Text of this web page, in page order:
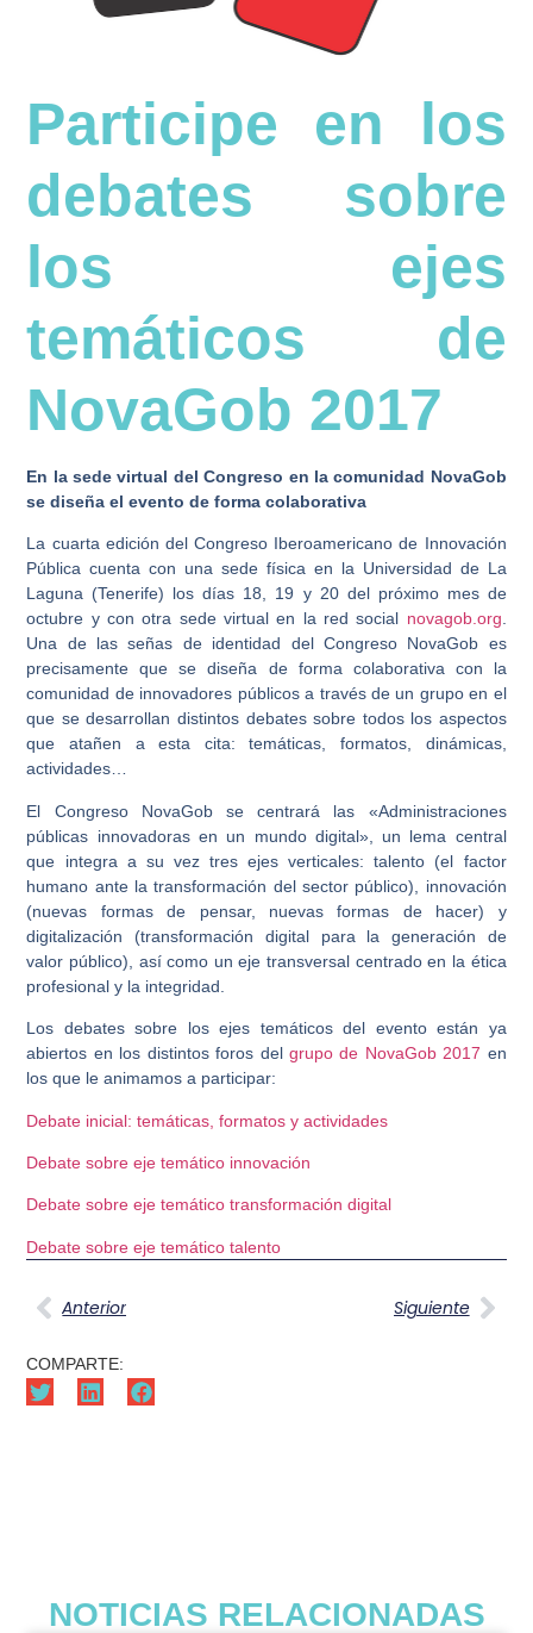
Participe en los
debates sobre
los ejes
temáticos de
NovaGob 2017
En la sede virtual del Congreso en la comunidad NovaGob
se diseña el evento de forma colaborativa
La cuarta edición del Congreso Iberoamericano de Innovación
Pública cuenta con una sede física en la Universidad de La
Laguna (Tenerife) los días 18, 19 y 20 del próximo mes de
octubre y con otra sede virtual en la red social novagob.org.
Una de las señas de identidad del Congreso NovaGob es
precisamente que se diseña de forma colaborativa con la
comunidad de innovadores públicos a través de un grupo en el
que se desarrollan distintos debates sobre todos los aspectos
que atañen a esta cita: temáticas, formatos, dinámicas,
actividades…
El Congreso NovaGob se centrará las «Administraciones
públicas innovadoras en un mundo digital», un lema central
que integra a su vez tres ejes verticales: talento (el factor
humano ante la transformación del sector público), innovación
(nuevas formas de pensar, nuevas formas de hacer) y
digitalización (transformación digital para la generación de
valor público), así como un eje transversal centrado en la ética
profesional y la integridad.
Los debates sobre los ejes temáticos del evento están ya
abiertos en los distintos foros del grupo de NovaGob 2017 en
los que le animamos a participar:
Debate inicial: temáticas, formatos y actividades
Debate sobre eje temático innovación
Debate sobre eje temático transformación digital
Debate sobre eje temático talento
Anterior Siguiente
COMPARTE:
NOTICIAS RELACIONADAS